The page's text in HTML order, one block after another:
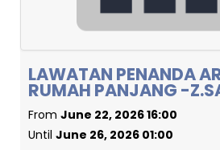
LAWATAN PENANDA
RUMAH PANJANG -
From June 22, 2026 16:00
Until June 26, 2026 01:00